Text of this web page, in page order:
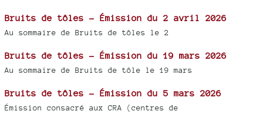
Bruits de tôles - Émission du 2 avril 2026
Au sommaire de Bruits de tôles le 2
Bruits de tôles - Émission du 19 mars 2026
Au sommaire de Bruits de tôle le 19 mars
Bruits de tôles - Émission du 5 mars 2026
Émission consacré aux CRA (centres de